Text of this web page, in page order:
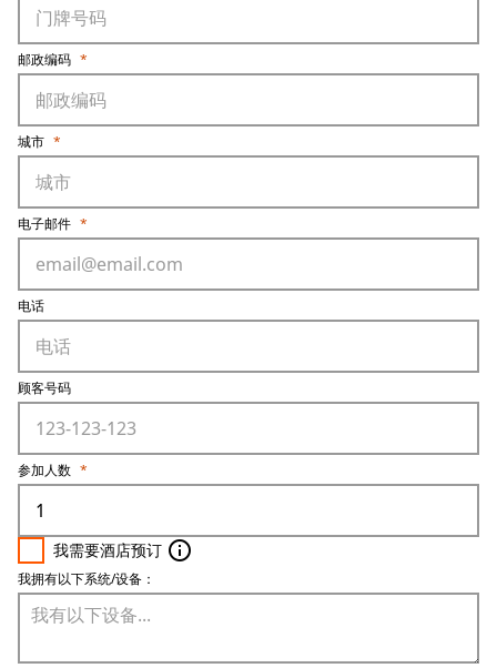
邮政编码 *
城市 *
电子邮件 *
电话
顾客号码
参加人数 *
我需要酒店预订 info_outline
我拥有以下系统/设备：